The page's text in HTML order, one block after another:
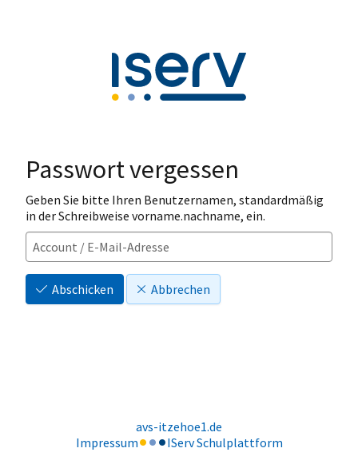
Passwort vergessen
Geben Sie bitte Ihren Benutzernamen, standardmäßig
in der Schreibweise vorname.nachname, ein.
Abschicken Abbrechen
avs-itzehoe1.de
Impressum
IServ Schulplattform